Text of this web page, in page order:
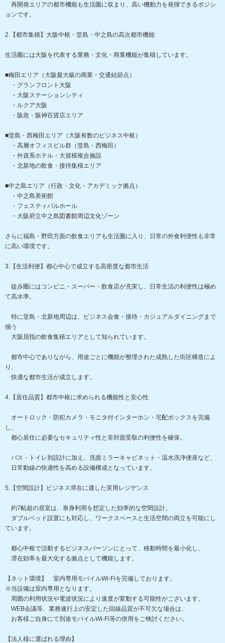
再開発エリアの都市機能も生活圏に収まり、高い機動力を発揮できるポジシ
ョンです。
2.【都市集積】大阪中枢・堂島・中之島の高次都市機能
生活圏には大阪を代表する業務・文化・商業機能が集積しています。
■梅田エリア（大阪最大級の商業・交通結節点）
・グランフロント大阪
・大阪ステーションシティ
・ルクア大阪
・阪急・阪神百貨店エリア
■堂島・西梅田エリア（大阪有数のビジネス中枢）
・高層オフィスビル群（堂島・西梅田）
・外資系ホテル・大規模複合施設
・北新地の飲食・接待集積エリア
■中之島エリア（行政・文化・アカデミック拠点）
・中之島美術館
・フェスティバルホール
・大阪府立中之島図書館周辺文化ゾーン
さらに福島・野田方面の飲食エリアも生活圏に入り、日常の外食利便性も非常
に高い環境です。
3.【生活利便】都心中心で成立する高密度な都市生活
徒歩圏にはコンビニ・スーパー・飲食店が充実し、日常生活の利便性は極め
て高水準。
特に堂島・北新地周辺は、ビジネス会食・接待・カジュアルダイニングまで
揃う
大阪屈指の飲食集積エリアとして知られています。
都市中心でありながら、用途ごとに機能が整理された成熟した街区構造によ
り、
快適な都市生活が成立します。
4.【居住品質】都市中枢に求められる機能性と安心性
オートロック・防犯カメラ・モニタ付インターホン・宅配ボックスを完備
し、
都心居住に必要なセキュリティ性と非対面受取の利便性を確保。
バス・トイレ別設計に加え、洗面ミラーキャビネット・温水洗浄便座など、
日常動線の快適性を高める設備構成となっています。
5.【空間設計】ビジネス滞在に適した実用レジデンス
約7帖超の居室は、単身利用を想定した効率的な空間設計。
ダブルベッド設置にも対応し、ワークスペースと生活空間の両立を可能にし
ています。
都心中枢で活動するビジネスパーソンにとって、移動時間を最小化し、
滞在効率を最大化する拠点として機能します。
【ネット環境】 室内専用モバイルWi-Fiを完備しております。
※当設備は室内専用となります。
周囲の利用状況や電波状況により速度が変動する可能性がございます。
WEB会議等、業務遂行上の安定した回線品質が不可欠な場合は、
お客様ご自身にて別途モバイルWi-Fi等の併用をご検討ください。
【法人様に選ばれる理由】